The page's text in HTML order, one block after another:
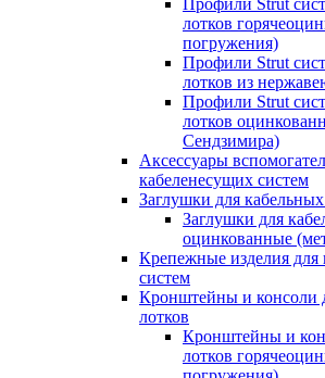
Профили Strut
лотков
погружения)
Профили Strut
лотков из
Профили Strut
лотков
Сендзимира)
Аксессуары
кабеленесущих систем
Заглушки для кабельных
Заглушки для
оцинкованные
Крепежные изделия для
систем
Кронштейны и консоли
лотков
Кронштейны и
лотков